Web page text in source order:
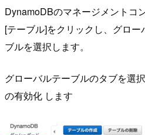
DynamoDBのマネージメントコ
[テーブル]をクリックし、グロ
ブルを選択します。
グローバルテーブルのタブを選
の有効化 します